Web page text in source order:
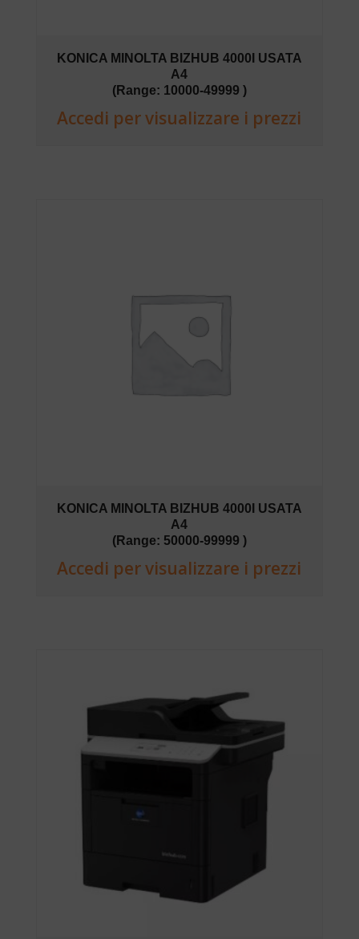
KONICA MINOLTA BIZHUB 4000I USATA
A4
(Range: 10000-49999 )
Accedi per visualizzare i prezzi
KONICA MINOLTA BIZHUB 4000I USATA
A4
(Range: 50000-99999 )
Accedi per visualizzare i prezzi